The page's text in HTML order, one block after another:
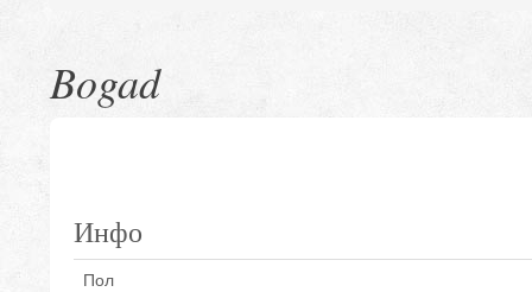
Bogad
Инфо
Пол